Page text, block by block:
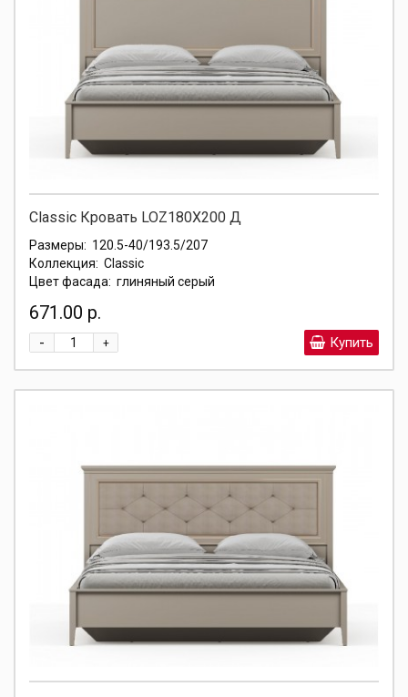
Classic Кровать LOZ180X200 Д
Размеры: 120.5-40/193.5/207
Коллекция: Classic
Цвет фасада: глиняный серый
671.00 р.
+
- Купить